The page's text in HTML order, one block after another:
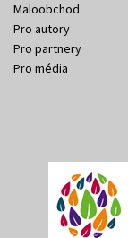
Maloobchod
Pro autory
Pro partnery
Pro média